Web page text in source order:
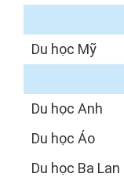
Du học Mỹ
Du học Anh
Du học Áo
Du học Ba Lan